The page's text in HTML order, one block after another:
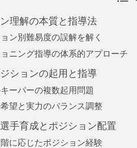
理解の本質と指導法
ン別難易度の誤解を解く
ニング指導の体系的アプローチ
ションの起用と指導
ーパーの複数起用問題
望と実力のバランス調整
手育成とポジション配置
に応じたポジション経験